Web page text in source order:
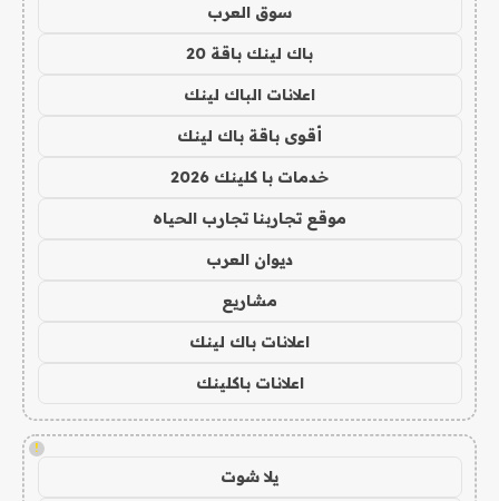
سوق العرب
باك لينك باقة 20
اعلانات الباك لينك
أقوى باقة باك لينك
خدمات با كلينك 2026
موقع تجاربنا تجارب الحياه
ديوان العرب
مشاريع
اعلانات باك لينك
اعلانات باكلينك
!
يلا شوت